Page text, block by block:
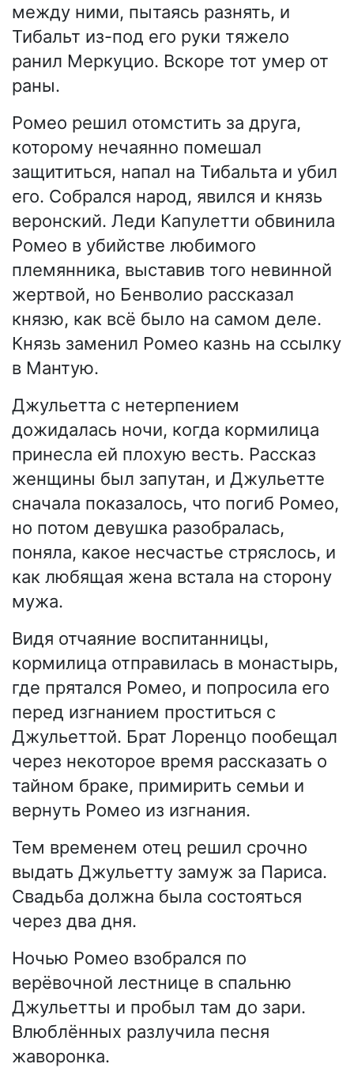
между ними, пытаясь разнять, и
Тибальт из-под его руки тяжело
ранил Меркуцио. Вскоре тот умер от
раны.
Ромео решил отомстить за друга,
которому нечаянно помешал
защититься, напал на Тибальта и убил
его. Собрался народ, явился и князь
веронский. Леди Капулетти обвинила
Ромео в убийстве любимого
племянника, выставив того невинной
жертвой, но Бенволио рассказал
князю, как всё было на самом деле.
Князь заменил Ромео казнь на ссылку
в Мантую.
Джульетта с нетерпением
дожидалась ночи, когда кормилица
принесла ей плохую весть. Рассказ
женщины был запутан, и Джульетте
сначала показалось, что погиб Ромео,
но потом девушка разобралась,
поняла, какое несчастье стряслось, и
как любящая жена встала на сторону
мужа.
Видя отчаяние воспитанницы,
кормилица отправилась в монастырь,
где прятался Ромео, и попросила его
перед изгнанием проститься с
Джульеттой. Брат Лоренцо пообещал
через некоторое время рассказать о
тайном браке, примирить семьи и
вернуть Ромео из изгнания.
Тем временем отец решил срочно
выдать Джульетту замуж за Париса.
Свадьба должна была состояться
через два дня.
Ночью Ромео взобрался по
верёвочной лестнице в спальню
Джульетты и пробыл там до зари.
Влюблённых разлучила песня
жаворонка.